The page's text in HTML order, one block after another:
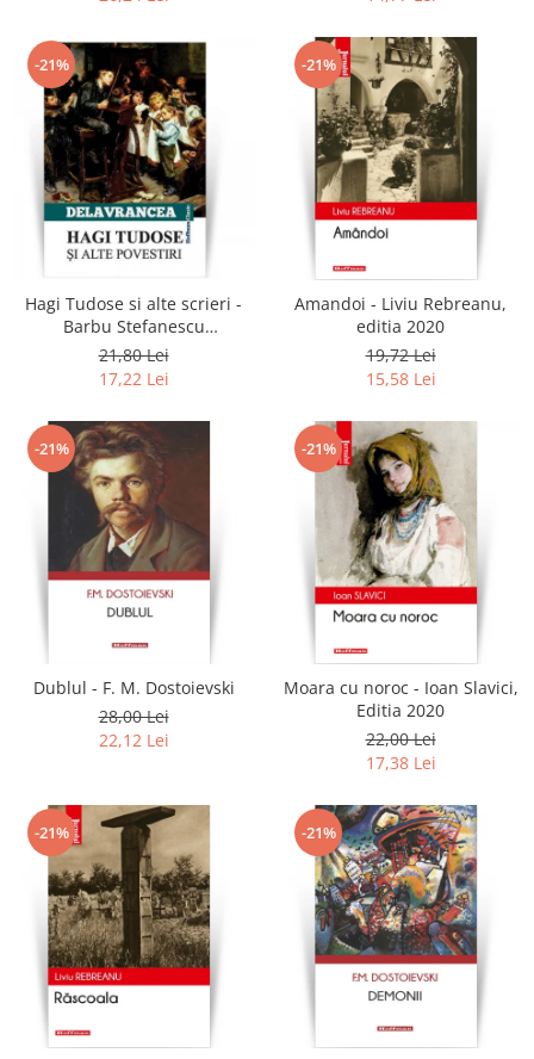
-21%
Hagi Tudose si alte scrieri -
Barbu Stefanescu
Delavrancea
21,80 Lei
17,22 Lei
-21%
Amandoi - Liviu Rebreanu,
editia 2020
19,72 Lei
15,58 Lei
-21%
Dublul - F. M. Dostoievski
28,00 Lei
22,12 Lei
-21%
Moara cu noroc - Ioan Slavici,
Editia 2020
22,00 Lei
17,38 Lei
-21% -21%